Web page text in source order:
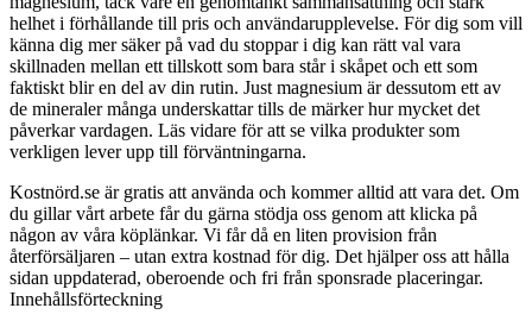
helhet i förhållande till pris och användarupplevelse. För dig som vill
känna dig mer säker på vad du stoppar i dig kan rätt val vara
skillnaden mellan ett tillskott som bara står i skåpet och ett som
faktiskt blir en del av din rutin. Just magnesium är dessutom ett av
de mineraler många underskattar tills de märker hur mycket det
påverkar vardagen. Läs vidare för att se vilka produkter som
verkligen lever upp till förväntningarna.
Kostnörd.se är gratis att använda och kommer alltid att vara det. Om
du gillar vårt arbete får du gärna stödja oss genom att klicka på
någon av våra köplänkar. Vi får då en liten provision från
återförsäljaren – utan extra kostnad för dig. Det hjälper oss att hålla
sidan uppdaterad, oberoende och fri från sponsrade placeringar.
Innehållsförteckning